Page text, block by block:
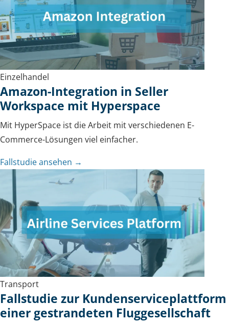
Einzelhandel
Amazon-Integration in Seller
Workspace mit Hyperspace
Mit HyperSpace ist die Arbeit mit verschiedenen E-
Commerce-Lösungen viel einfacher.
Fallstudie ansehen →
Transport
Fallstudie zur Kundenserviceplattform
einer gestrandeten Fluggesellschaft